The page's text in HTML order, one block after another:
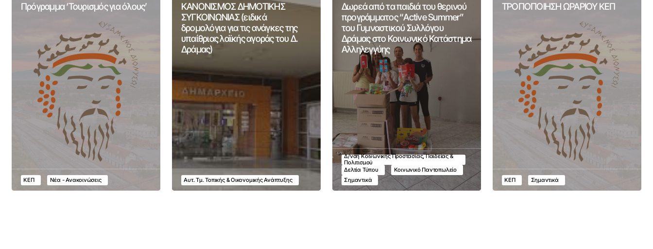
Πρόγραμμα ‘Τουρισμός για όλους’
ΚΕΠ Νέα - Ανακοινώσεις
ΚΑΝΟΝΙΣΜΟΣ ΔΗΜΟΤΙΚΗΣ
ΣΥΓΚΟΙΝΩΝΙΑΣ (ειδικά
δρομολόγια για τις ανάγκες της
υπαίθριας λαϊκής αγοράς του Δ.
Δράμας)
Αυτ. Τμ. Τοπικής & Οικονομικής Ανάπτυξης
Δωρεά από τα παιδιά του θερινού
προγράμματος “Active Summer”
του Γυμναστικού Συλλόγου
Δράμας στο Κοινωνικό Κατάστημα
Αλληλεγγύης
Δ/νση Κοινωνικής Προστασίας, Παιδείας &
Πολιτισμού
Δελτία Τύπου
Κοινωνικό Παντοπωλείο
Σημαντικά
ΤΡΟΠΟΠΟΙΗΣΗ ΩΡΑΡΙΟΥ ΚΕΠ
ΚΕΠ Σημαντικά